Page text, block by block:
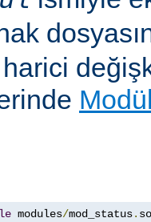
modules/mod_status. so